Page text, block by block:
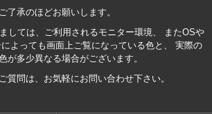
ご了承のほどお願いします。
しては、ご利用されるモニター環境、 またOSや
よっても画面上ご覧になっている色と、 実際の
が多少異なる場合がございます。
質問は、お気軽にお問い合わせ下さい。